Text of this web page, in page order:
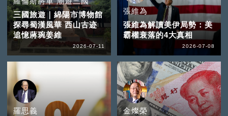
三國旅遊｜綿陽市博物館
探尋蜀漢風華 西山古迹
追憶蔣琬姜維
2026-07-11
張維為
張維為解讀美伊局勢：美
霸權衰落的4大真相
2026-07-08
羅思義
金燦榮